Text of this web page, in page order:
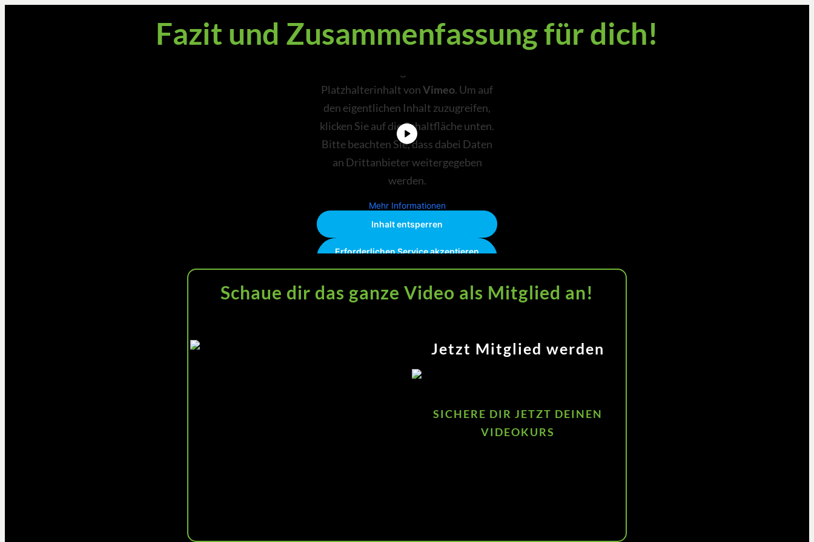
Fazit und Zusammenfassung für dich!
Platzhalterinhalt vonVimeo. Um auf
den eigentlichen Inhalt zuzugreifen,
klicken Sie auf die Schaltfläche unten.
Bitte beachten Sie, dass dabei Daten
an Drittanbieter weitergegeben
werden.
Mehr Informationen
Inhalt entsperren
Erforderlichen Service akzeptieren
Schaue dir das ganze Video als Mitglied an!
Jetzt Mitglied werden
SICHERE DIR JETZT DEINEN
VIDEOKURS